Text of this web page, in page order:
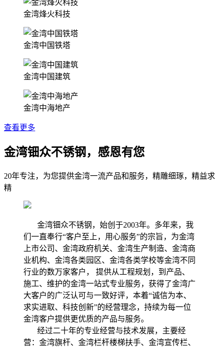
金湾烽火科技
金湾中国铁塔
金湾中国建筑
金湾中海地产
查看更多
金湾钿众不锈钢，感恩有您
20年专注，为您提供金湾一流产品和服务，精雕细琢，精益求
精
金湾钿众不锈钢，始创于2003年。多年来，我
们一直奉行“客户至上，用心服务”的宗旨，为金湾
上市公司、金湾政府机关、金湾生产制造、金湾商
业机构、金湾各类园区、金湾各类学校等金湾不同
行业的数万家客户， 提供从工程规划，到产品、
施工、维护的金湾一站式专业服务，获得了金湾广
大客户的广泛认可与一致好评，本着“诚信为本、
求实进取、科技创新”的经营理念，持续为每一位
金湾客户提供更优质的产品与服务。
经过二十年的专业经营与技术发展，主要经
营：金湾旗杆、金湾栏杆楼梯扶手、金湾宣传栏、